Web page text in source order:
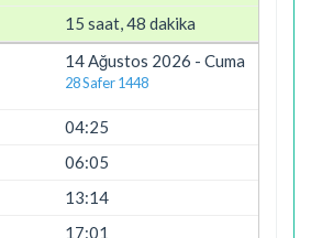
15 saat, 48 dakika
14 Ağustos 2026 - Cuma
28 Safer 1448
04:25
06:05
13:14
17:01